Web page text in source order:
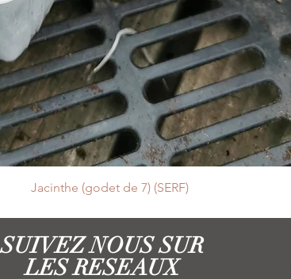
Jacinthe (godet de 7) (SERF)
SUIVEZ NOUS SUR
LES RESEAUX